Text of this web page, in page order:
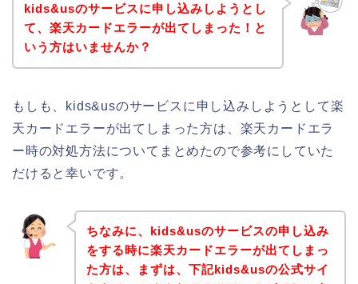
kids&usのサービスに申し込みしようとし
て、楽天カードエラーが出てしまった！と
いう方はいませんか？
もしも、kids&usのサービスに申し込みしようとして楽
天カードエラーが出てしまった方は、楽天カードエラ
ー時の対処方法についてまとめたので参考にしていた
だけると幸いです。
ちなみに、kids&usのサービスの申し込み
をする時に楽天カードエラーが出てしまっ
た方は、まずは、下記kids&usの公式サイ